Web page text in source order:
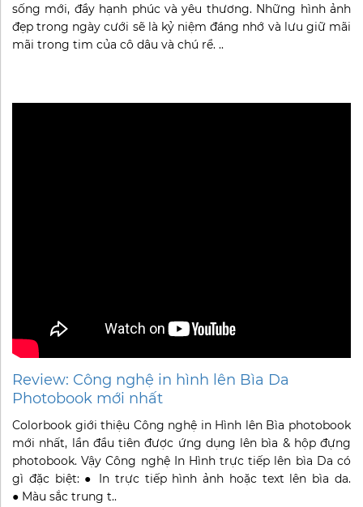
sống mới, đầy hạnh phúc và yêu thương. Những hình ảnh
đẹp trong ngày cưới sẽ là kỷ niệm đáng nhớ và lưu giữ mãi
mãi trong tim của cô dâu và chú rể. ..
Review: Công nghệ in hình lên Bìa Da
Photobook mới nhất
Colorbook giới thiệu Công nghệ in Hình lên Bìa photobook
mới nhất, lần đầu tiên được ứng dụng lên bìa & hộp đựng
photobook. Vậy Công nghệ In Hình trực tiếp lên bìa Da có
gì đặc biệt: ● In trực tiếp hình ảnh hoặc text lên bìa da.
● Màu sắc trung t..